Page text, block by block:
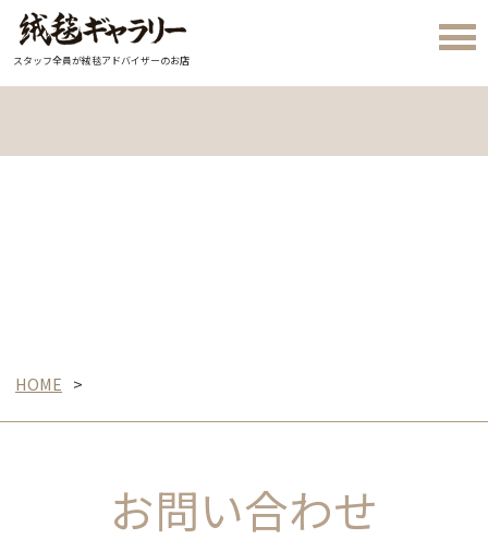
スタッフ全員が絨毯アドバイザーのお店
HOME
お問い合わせ